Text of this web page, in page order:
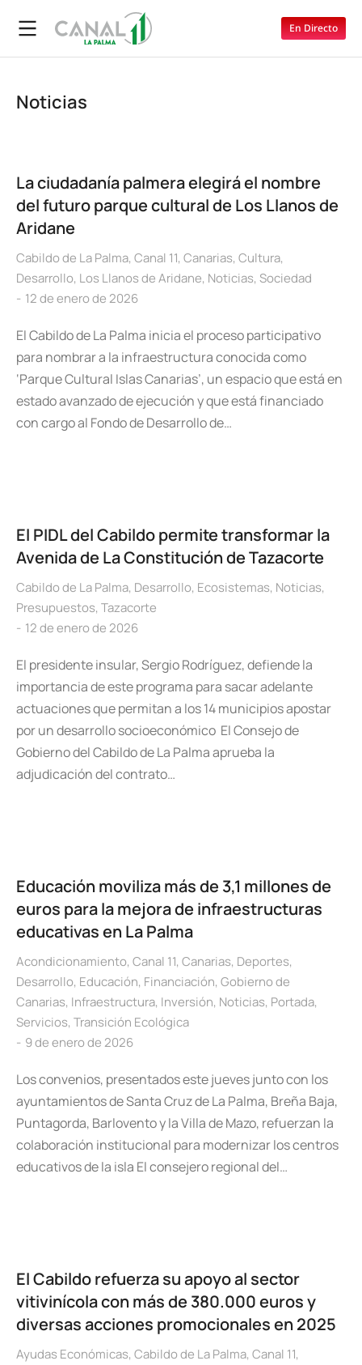
En Directo
Noticias
La ciudadanía palmera elegirá el nombre
del futuro parque cultural de Los Llanos de
Aridane
Cabildo de La Palma, Canal 11, Canarias, Cultura,
Desarrollo, Los Llanos de Aridane, Noticias, Sociedad
12 de enero de 2026
El Cabildo de La Palma inicia el proceso participativo
para nombrar a la infraestructura conocida como
‘Parque Cultural Islas Canarias’, un espacio que está en
estado avanzado de ejecución y que está financiado
con cargo al Fondo de Desarrollo de…
El PIDL del Cabildo permite transformar la
Avenida de La Constitución de Tazacorte
Cabildo de La Palma, Desarrollo, Ecosistemas, Noticias,
Presupuestos, Tazacorte
12 de enero de 2026
El presidente insular, Sergio Rodríguez, defiende la
importancia de este programa para sacar adelante
actuaciones que permitan a los 14 municipios apostar
por un desarrollo socioeconómico El Consejo de
Gobierno del Cabildo de La Palma aprueba la
adjudicación del contrato…
Educación moviliza más de 3,1 millones de
euros para la mejora de infraestructuras
educativas en La Palma
Acondicionamiento, Canal 11, Canarias, Deportes,
Desarrollo, Educación, Financiación, Gobierno de
Canarias, Infraestructura, Inversión, Noticias, Portada,
Servicios, Transición Ecológica
9 de enero de 2026
Los convenios, presentados este jueves junto con los
ayuntamientos de Santa Cruz de La Palma, Breña Baja,
Puntagorda, Barlovento y la Villa de Mazo, refuerzan la
colaboración institucional para modernizar los centros
educativos de la isla El consejero regional del…
El Cabildo refuerza su apoyo al sector
vitivinícola con más de 380.000 euros y
diversas acciones promocionales en 2025
Ayudas Económicas, Cabildo de La Palma, Canal 11,